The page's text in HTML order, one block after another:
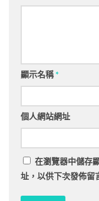
顯示名稱*
個人網站網址
在瀏覽器中儲存
址，以供下次發佈留